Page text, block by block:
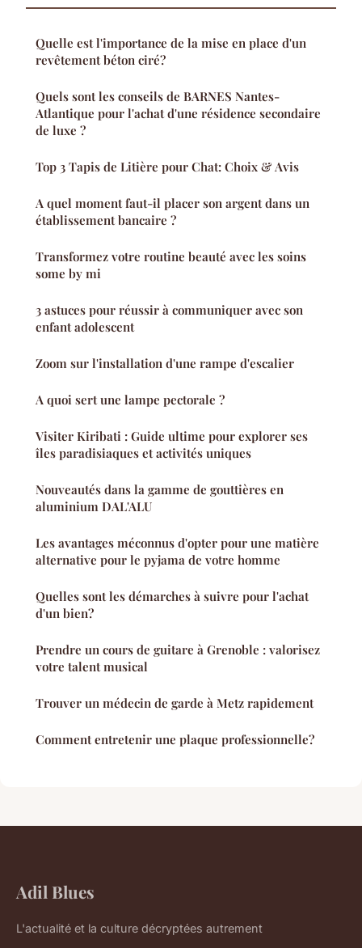
Quelle est l'importance de la mise en place d'un
revêtement béton ciré?
Quels sont les conseils de BARNES Nantes-
Atlantique pour l'achat d'une résidence secondaire
de luxe ?
Top 3 Tapis de Litière pour Chat: Choix & Avis
A quel moment faut-il placer son argent dans un
établissement bancaire ?
Transformez votre routine beauté avec les soins
some by mi
3 astuces pour réussir à communiquer avec son
enfant adolescent
Zoom sur l'installation d'une rampe d'escalier
A quoi sert une lampe pectorale ?
Visiter Kiribati : Guide ultime pour explorer ses
îles paradisiaques et activités uniques
Nouveautés dans la gamme de gouttières en
aluminium DAL'ALU
Les avantages méconnus d'opter pour une matière
alternative pour le pyjama de votre homme
Quelles sont les démarches à suivre pour l'achat
d'un bien?
Prendre un cours de guitare à Grenoble : valorisez
votre talent musical
Trouver un médecin de garde à Metz rapidement
Comment entretenir une plaque professionnelle?
Adil Blues
L'actualité et la culture décryptées autrement